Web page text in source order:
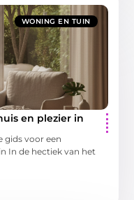
WONING EN TUIN
en plezier in
gids voor een
In de hectiek van het